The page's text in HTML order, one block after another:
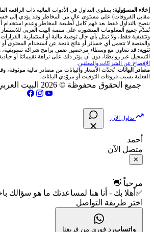
اكس تي بي XTB
انتراكتيف بروكرز IBKR
شركات تداول في الأردن
شركات تداول في العراق
شركات تداول في فلسطين
🇶🇦 بورصة قطر
🇯🇴 بورصة عمّان
🇧🇭 بورصة البحرين
فلتر الأسهم الشرعي
📋 جميع الأسهم
🕌 الأسهم الحلال
👨‍🏫 العلماء والهيئات الشرعية
📊 حاسبة قيمة النقطة
💰 حاسبة ربح الفوركس
📌 حاسبة النقاط المحورية
📏 حاسبة حجم المركز
📈 حاسبة عائد التداول
📊 حاسبة الربح التراكمي
🧮 حاسبة متوسط سعر السهم
📅 التقويم الاقتصادي
🕐 أوقات عمل السوق
✍️ اكتب تحليلك
🥇 سعر الذهب اليوم
🥇 أسعار الذهب والمعادن
💱 أسعار العملات والفوركس
💵 سعر الريال السعودي في مصر
📅 المؤشرات الاقتصادية
من نحن
تواصل معنا
فريق المؤلفين
مقالات تعليمية
سياسة تقييم الشركات
الإبلاغ عن شركة نصابة
شروط الاستخدام
سياسة الخصوصية
إخلاء المسؤولية: ينطوي التداول في الأدوات المالية ذات الرافعة
مقابل الفروقات) على مستوى عالٍ من المخاطر وقد يؤدي إلى
ننصح بالتداول فقط بعد فهم كامل لطبيعة المخاطر وعدم استخدام
تُقدَّم جميع المعلومات المنشورة على منصة البيت العربي للاستثمار
وتثقيفية فقط، ولا تمثل بأي حال توصية مالية أو استثمارية.
والمنصة لا تتحمل أي خسائر أو نتائج ناتجة عن استخدام المحتوى أو
تنويه: قد نتعاون مع وسطاء مرخصين ضمن برامج شراكة
التسجيل عبر روابطنا، دون أن يؤثر ذلك على نزاهة تقييماتنا أو حيادية
الإفصاح عن الشراكات والمعلنين
مصادر البيانات: تُحدَّث الأسعار والبيانات من مصادر مالية موثوقة،
الفعلية بسبب فروقات التوقيت أو مزوّدي البيانات.
جميع الحقوق محفوظة © 2026 البيت العربي ·
تداول الآن
أحمد
متصل الآن
✕
مرحباً 👋
✅أهلا بك - أنا هنا لمساعدتك ما هو سؤالك
اختر طريقة التواصل
واتسابرد فوري من فريقنا